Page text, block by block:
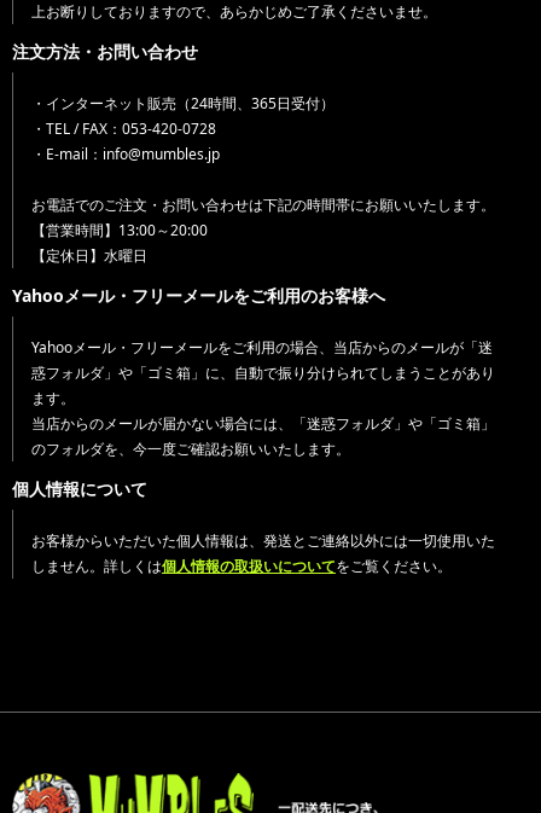
上お断りしておりますので、あらかじめご了承くださいませ。
注文方法・お問い合わせ
・インターネット販売（24時間、365日受付）
・TEL / FAX：053-420-0728
・E-mail：info@mumbles.jp
お電話でのご注文・お問い合わせは下記の時間帯にお願いいたします。
【営業時間】13:00～20:00
【定休日】水曜日
Yahooメール・フリーメールをご利用のお客様へ
Yahooメール・フリーメールをご利用の場合、当店からのメールが「迷
惑フォルダ」や「ゴミ箱」に、自動で振り分けられてしまうことがあり
ます。
当店からのメールが届かない場合には、「迷惑フォルダ」や「ゴミ箱」
のフォルダを、今一度ご確認お願いいたします。
個人情報について
お客様からいただいた個人情報は、発送とご連絡以外には一切使用いた
しません。詳しくは個人情報の取扱いについてをご覧ください。